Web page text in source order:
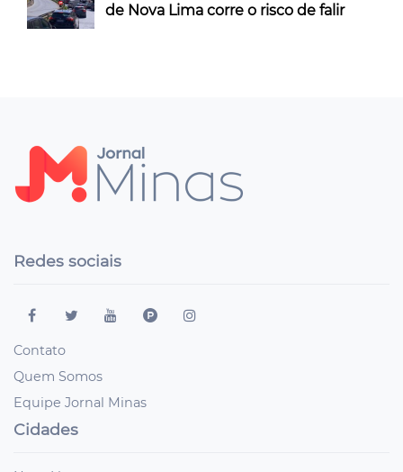
de Nova Lima corre o risco de falir
Redes sociais
Contato
Quem Somos
Equipe Jornal Minas
Cidades